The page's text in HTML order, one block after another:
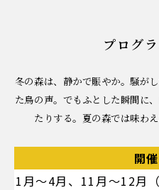
プログ
冬の森は、静かで賑やか。騒が
た鳥の声。でもふとした瞬間に
たりする。夏の森では味わ
開
1月〜4月、11月〜12月